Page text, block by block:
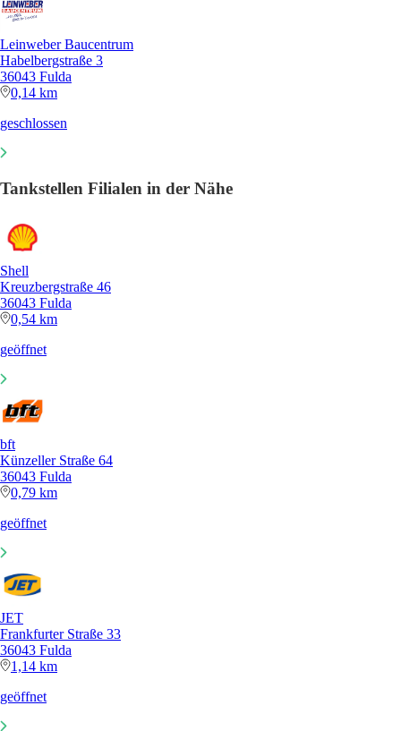
Leinweber Baucentrum
Habelbergstraße 3
36043 Fulda
0,14 km
geschlossen
Tankstellen Filialen in der Nähe
Shell
Kreuzbergstraße 46
36043 Fulda
0,54 km
geöffnet
bft
Künzeller Straße 64
36043 Fulda
0,79 km
geöffnet
JET
Frankfurter Straße 33
36043 Fulda
1,14 km
geöffnet